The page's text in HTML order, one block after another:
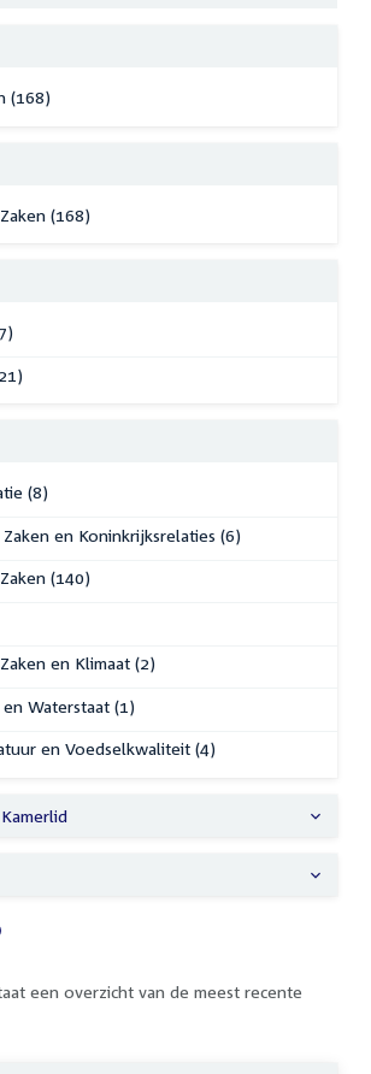
een overzicht van de meest recente
(168)
(168)
(8)
en Koninkrijksrelaties (6)
(140)
en Klimaat (2)
Waterstaat (1)
en Voedselkwaliteit (4)